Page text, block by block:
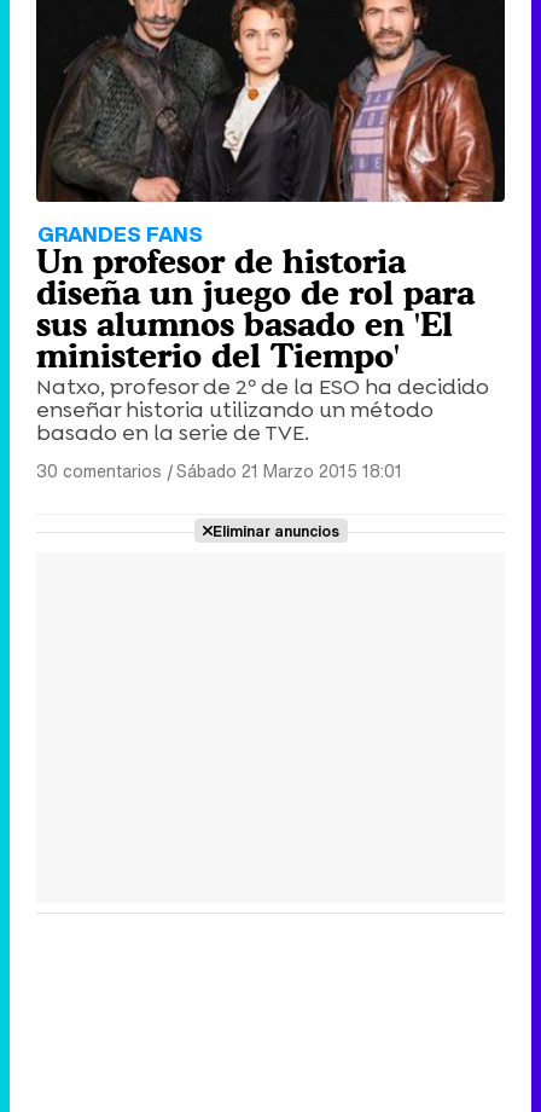
GRANDES FANS
Un profesor de historia
diseña un juego de rol para
sus alumnos basado en 'El
ministerio del Tiempo'
Natxo, profesor de 2º de la ESO ha decidido
enseñar historia utilizando un método
basado en la serie de TVE.
30 comentarios |Sábado 21 Marzo 2015 18:01
Eliminar anuncios